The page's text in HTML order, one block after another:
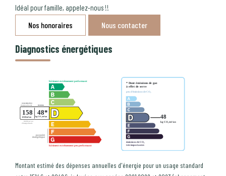
Idéal pour famille, appelez-nous !!
Nos honoraires Nous contacter
Diagnostics énergétiques
Montant estimé des dépenses annuelles d'énergie pour un usage standard